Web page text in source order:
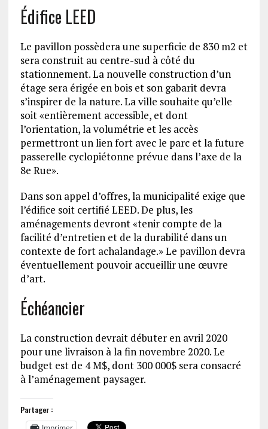
Édifice LEED
Le pavillon possèdera une superficie de 830 m2 et
sera construit au centre-sud à côté du
stationnement. La nouvelle construction d’un
étage sera érigée en bois et son gabarit devra
s’inspirer de la nature. La ville souhaite qu’elle
soit «entièrement accessible, et dont
l’orientation, la volumétrie et les accès
permettront un lien fort avec le parc et la future
passerelle cyclopiétonne prévue dans l’axe de la
8e Rue».
Dans son appel d’offres, la municipalité exige que
l’édifice soit certifié LEED. De plus, les
aménagements devront «tenir compte de la
facilité d’entretien et de la durabilité dans un
contexte de fort achalandage.» Le pavillon devra
éventuellement pouvoir accueillir une œuvre
d’art.
Échéancier
La construction devrait débuter en avril 2020
pour une livraison à la fin novembre 2020. Le
budget est de 4 M$, dont 300 000$ sera consacré
à l’aménagement paysager.
Partager :